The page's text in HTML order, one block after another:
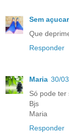
Sem
Que
Responder
Maria 30/
Só pode ter
Bjs
Maria
Responder